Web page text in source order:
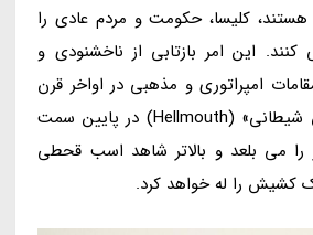
کلیسا، حکومت و مردم عادی را
این امر بازتابی از ناخشنودی و
امپراتوری و مذهبی در اواخر قرن
پانزدهم است. «دهان شیطانی» (Hellmouth) در پایین سمت
را می بلعد و بالاتر شاهد اسب قحطی
کشیش را له خواهد کرد.